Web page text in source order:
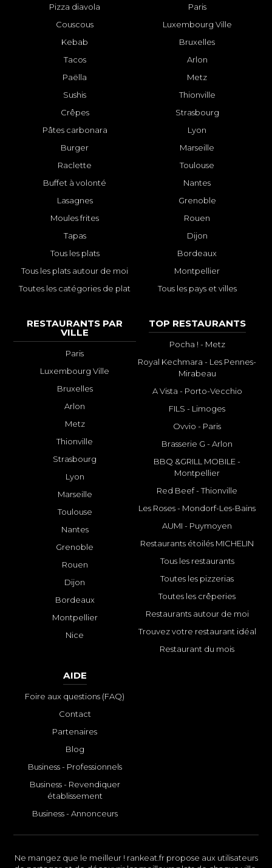
Pizza diavola
Couscous
Kebab
Tacos
Paëlla
Sushis
Crêpes
Pâtes carbonara
Burger
Raclette
Buffet à volonté
Lasagnes
Moules frites
Tapas
Tous les plats
Tous les plats autour de moi
Toutes les catégories de plat
Paris
Luxembourg Ville
Bruxelles
Arlon
Metz
Thionville
Strasbourg
Lyon
Marseille
Toulouse
Nantes
Grenoble
Rouen
Dijon
Bordeaux
Montpellier
Tous les pays et villes
RESTAURANTS PAR
VILLE
Paris
Luxembourg Ville
Bruxelles
Arlon
Metz
Thionville
Strasbourg
Lyon
Marseille
Toulouse
Nantes
Grenoble
Rouen
Dijon
Bordeaux
Montpellier
Nice
TOP RESTAURANTS
Pocha ! - Metz
Royal Kechmara - Les Pennes-
Mirabeau
A Vista - Porto-Vecchio
FILS - Limoges
Ovvio - Paris
Brasserie G - Arlon
BBQ &GRILL MOBILE -
Montpellier
Red Beef - Thionville
Les Roses - Mondorf-Les-Bains
AUMI - Puymoyen
Restaurants étoilés MICHELIN
Tous les restaurants
Toutes les pizzerias
Toutes les crêperies
Restaurants autour de moi
Trouvez votre restaurant idéal
Restaurant du mois
AIDE
Foire aux questions (FAQ)
Contact
Partenaires
Blog
Business - Professionnels
Business - Revendiquer
établissement
Business - Annonceurs
Ne mangez que le meilleur ! rankeat.fr propose aux utilisateurs